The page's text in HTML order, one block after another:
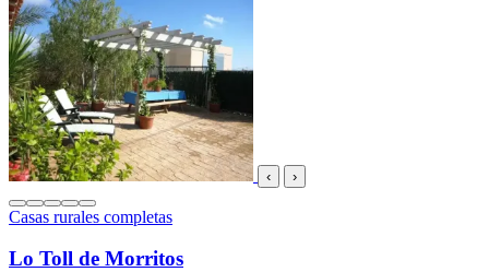
‹ ›
Casas rurales completas
Lo Toll de Morritos